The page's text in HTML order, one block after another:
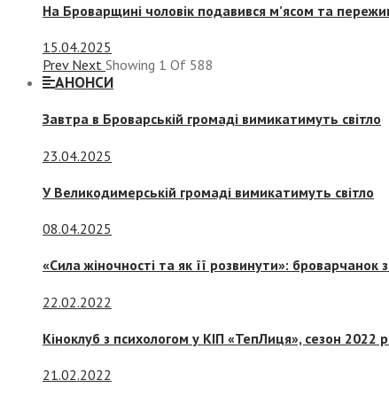
На Броварщині чоловік подавився м’ясом та
15.04.2025
Prev Next Showing 1 Of 588
АНОНСИ
Завтра в Броварській громаді вимикатимуть світло
23.04.2025
У Великодимерській громаді вимикатимуть світло
08.04.2025
«Сила жіночності та як її розвинути»:
22.02.2022
Кіноклуб з психологом у КІП «ТепЛиця», сезон 2022
21.02.2022